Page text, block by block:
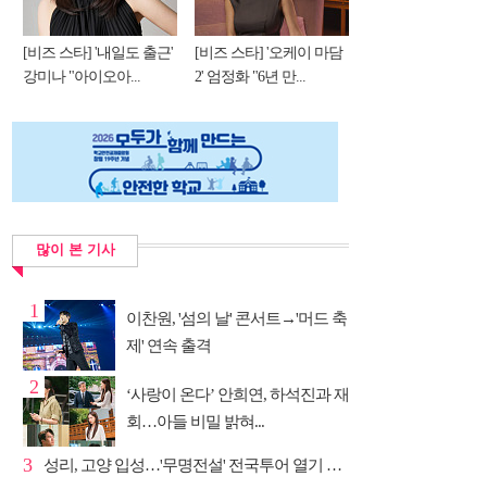
[비즈 스타] '내일도 출근'
강미나 "아이오아...
[비즈 스타] '오케이 마담
2' 엄정화 "6년 만...
많이 본 기사
1
이찬원, '섬의 날' 콘서트→'머드 축
제' 연속 출격
2
‘사랑이 온다’ 안희연, 하석진과 재
회…아들 비밀 밝혀...
3 성리, 고양 입성…'무명전설' 전국투어 열기 지속